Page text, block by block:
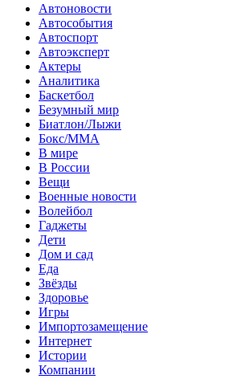
Автоновости
Автособытия
Автоспорт
Автоэксперт
Актеры
Аналитика
Баскетбол
Безумный мир
Биатлон/Лыжи
Бокс/MMA
В мире
В России
Вещи
Военные новости
Волейбол
Гаджеты
Дети
Дом и сад
Еда
Звёзды
Здоровье
Игры
Импортозамещение
Интернет
Истории
Компании